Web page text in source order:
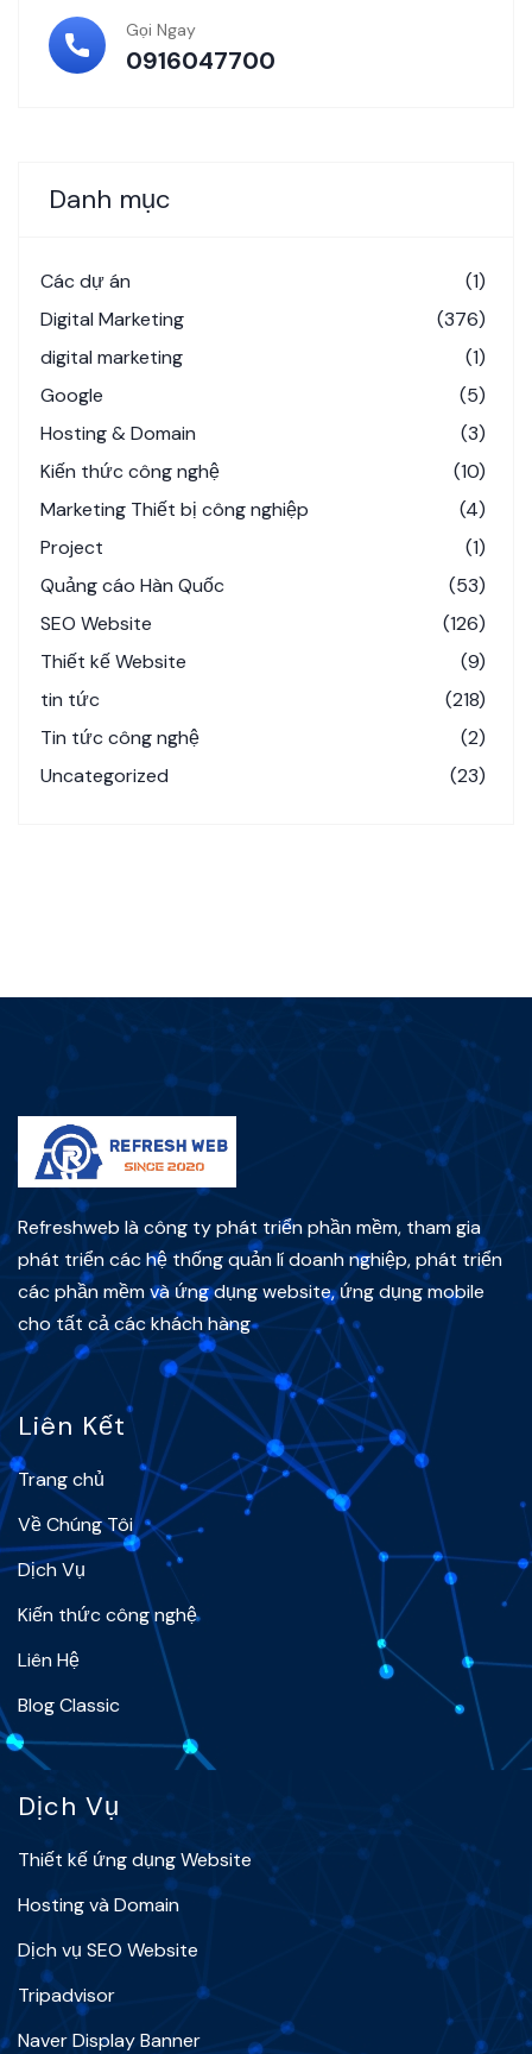
Gọi Ngay
0916047700
Danh mục
Các dự án
(1)
Digital Marketing
(376)
digital marketing
(1)
Google
(5)
Hosting & Domain
(3)
Kiến thức công nghệ
(10)
Marketing Thiết bị công nghiệp
(4)
Project
(1)
Quảng cáo Hàn Quốc
(53)
SEO Website
(126)
Thiết kế Website
(9)
tin tức
(218)
Tin tức công nghệ
(2)
Uncategorized
(23)
Refreshweb là công ty phát triển phần mềm, tham gia
phát triển các hệ thống quản lí doanh nghiệp, phát triển
các phần mềm và ứng dụng website, ứng dụng mobile
cho tất cả các khách hàng
Liên Kết
Trang chủ
Về Chúng Tôi
Dịch Vụ
Kiến thức công nghệ
Liên Hệ
Blog Classic
Dịch Vụ
Thiết kế ứng dụng Website
Hosting và Domain
Dịch vụ SEO Website
Tripadvisor
Naver Display Banner